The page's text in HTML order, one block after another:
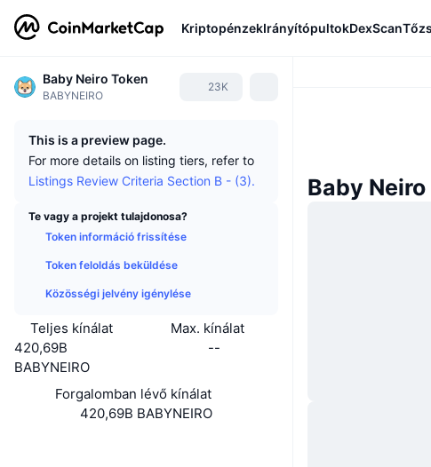
KriptopénzekIrányítópultokDexScan
Baby Neiro Token
BABYNEIRO
23K
This is a preview page.
For more details on listing tiers, refer to
Listings Review Criteria Section B - (3).
Te vagy a projekt tulajdonosa?
Token információ frissítése
Token feloldás beküldése
Közösségi jelvény igénylése
Teljes kínálat
420,69B
BABYNEIRO
Max. kínálat
--
Forgalomban lévő kínálat
420,69B BABYNEIRO
Baby